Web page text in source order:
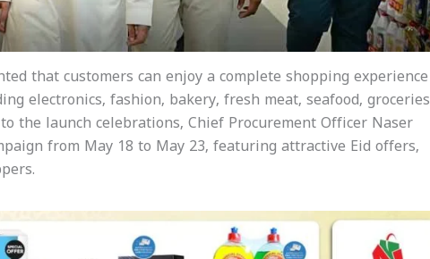
that customers can enjoy a complete shopping experience
electronics, fashion, bakery, fresh meat, seafood, groceries
the launch celebrations, Chief Procurement Officer Naser
from May 18 to May 23, featuring attractive Eid offers,